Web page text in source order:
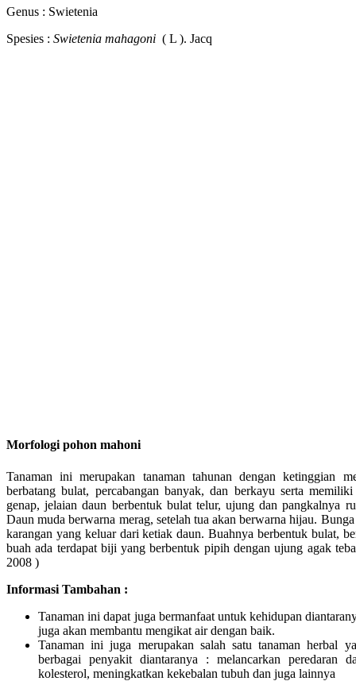
Genus : Swietenia
Spesies : Swietenia mahagoni ( L ). Jacq
Morfologi pohon mahoni
Tanaman ini merupakan tanaman tahunan dengan ketinggian
berbatang bulat, percabangan banyak, dan berkayu serta
genap, jelaian daun berbentuk bulat telur, ujung dan pangkalnya
Daun muda berwarna merag, setelah tua akan berwarna hijau.
karangan yang keluar dari ketiak daun. Buahnya berbentuk bulat,
buah ada terdapat biji yang berbentuk pipih dengan ujung agak
2008 )
Informasi Tambahan :
Tanaman ini dapat juga bermanfaat untuk kehidupan
juga akan membantu mengikat air dengan baik.
Tanaman ini juga merupakan salah satu tanaman herbal
berbagai penyakit diantaranya : melancarkan peredaran
kolesterol, meningkatkan kekebalan tubuh dan juga lainnya